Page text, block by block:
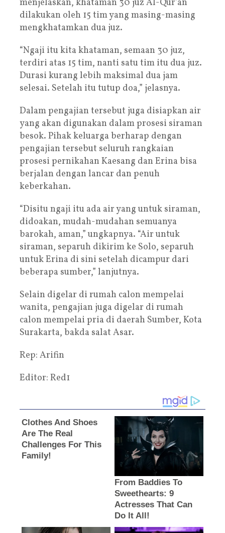
menjelaskan, khataman 30 juz Al-Qur’an
dilakukan oleh 15 tim yang masing-masing
mengkhatamkan dua juz.
“Ngaji itu kita khataman, semaan 30 juz,
terdiri atas 15 tim, nanti satu tim itu dua juz.
Durasi kurang lebih maksimal dua jam
selesai. Setelah itu tutup doa,” jelasnya.
Dalam pengajian tersebut juga disiapkan air
yang akan digunakan dalam prosesi siraman
besok. Pihak keluarga berharap dengan
pengajian tersebut seluruh rangkaian
prosesi pernikahan Kaesang dan Erina bisa
berjalan dengan lancar dan penuh
keberkahan.
“Disitu ngaji itu ada air yang untuk siraman,
didoakan, mudah-mudahan semuanya
barokah, aman,” ungkapnya. “Air untuk
siraman, separuh dikirim ke Solo, separuh
untuk Erina di sini setelah dicampur dari
beberapa sumber,” lanjutnya.
Selain digelar di rumah calon mempelai
wanita, pengajian juga digelar di rumah
calon mempelai pria di daerah Sumber, Kota
Surakarta, bakda salat Asar.
Rep: Arifin
Editor: Red1